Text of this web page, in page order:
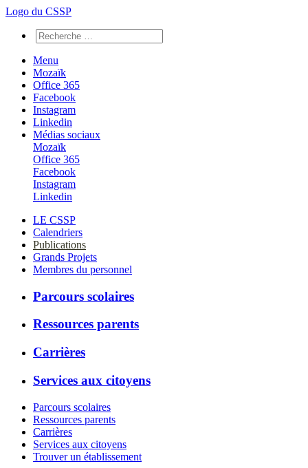
Logo du CSSP
Menu
Mozaïk
Office 365
Facebook
Instagram
Linkedin
Médias sociaux
Mozaïk
Office 365
Facebook
Instagram
Linkedin
LE CSSP
Calendriers
Publications
Grands Projets
Membres du personnel
Parcours scolaires
Ressources parents
Carrières
Services aux citoyens
Parcours scolaires
Ressources parents
Carrières
Services aux citoyens
Trouver un établissement